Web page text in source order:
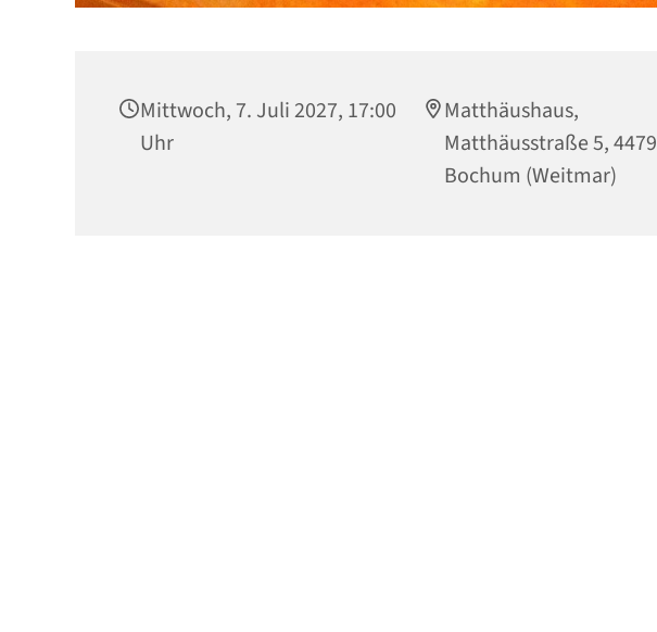
Mittwoch, 7. Juli 2027, 17:00
Uhr
Matthäushaus,
Matthäusstraße 5,
Bochum (Weitmar)